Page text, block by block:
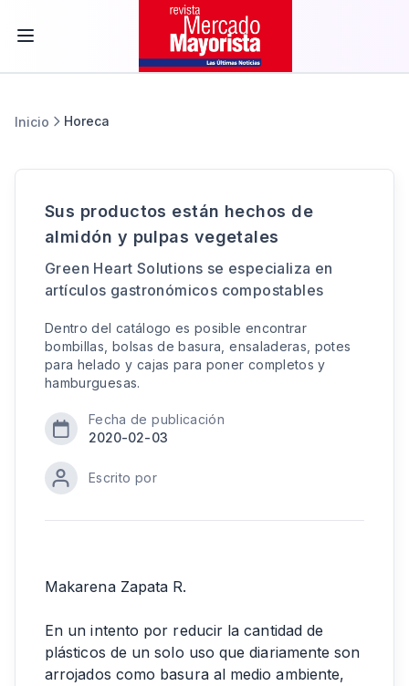
Inicio Horeca
Sus productos están hechos de
almidón y pulpas vegetales
Green Heart Solutions se especializa en
artículos gastronómicos compostables
Dentro del catálogo es posible encontrar
bombillas, bolsas de basura, ensaladeras, potes
para helado y cajas para poner completos y
hamburguesas.
Fecha de publicación
2020-02-03
Escrito por
Makarena Zapata R.
En un intento por reducir la cantidad de
plásticos de un solo uso que diariamente son
arrojados como basura al medio ambiente,